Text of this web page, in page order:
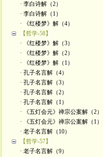
· 李白诗解（2）
· 李白诗解（1）
· 《红楼梦》解（4）
【哲学-58】
· 《红楼梦》解（3）
· 《红楼梦》解（2）
· 《红楼梦》解（1）
· 孔子名言解（4）
· 孔子名言解（3）
· 孔子名言解（2）
· 孔子名言解（1）
· 《五灯会元》禅宗公案解（2）
· 《五灯会元》禅宗公案解（1）
· 老子名言解（10）
【哲学-57】
· 老子名言解（9）